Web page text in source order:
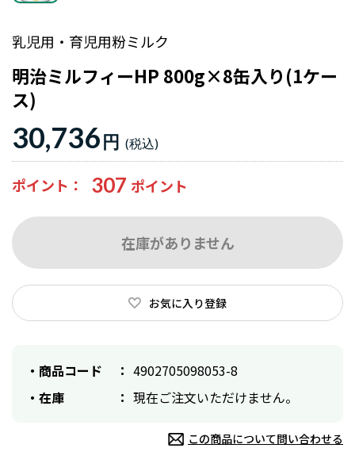
乳児用・育児用粉ミルク
明治ミルフィーHP 800g×8缶入り(1ケー
ス)
30,736円
ポイント 307
在庫がありません
お気に入り登録
商品コード
4902705098053-8
在庫
現在ご注文いただけません。
この商品について問い合わせる